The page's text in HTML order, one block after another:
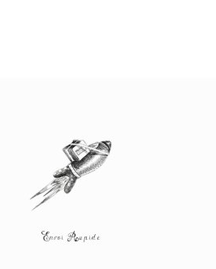
Envoi Rapide